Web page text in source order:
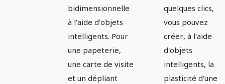
bidimensionnelle
à l'aide d'objets
intelligents. Pour
une papeterie,
une carte de visite
et un dépliant
quelques clics,
vous pouvez
créer, à l'aide
d'objets
intelligents, la
plasticité d'une